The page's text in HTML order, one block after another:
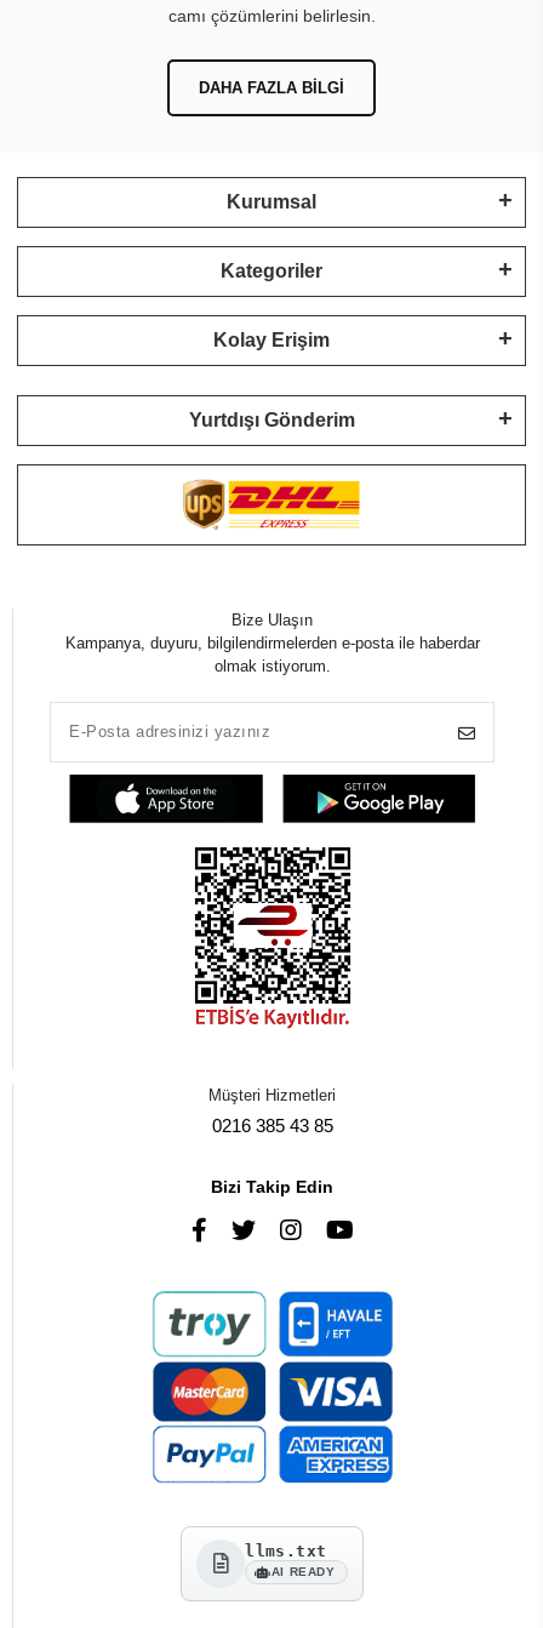
camı çözümlerini belirlesin.
DAHA FAZLA BILGI
Kurumsal
Kategoriler
Kolay Erişim
Yurtdışı Gönderim
Bize Ulaşın
Kampanya, duyuru, bilgilendirmelerden e-posta ile haberdar
olmak istiyorum.
Müşteri Hizmetleri
0216 385 43 85
Bizi Takip Edin
llms.txt
AI READY